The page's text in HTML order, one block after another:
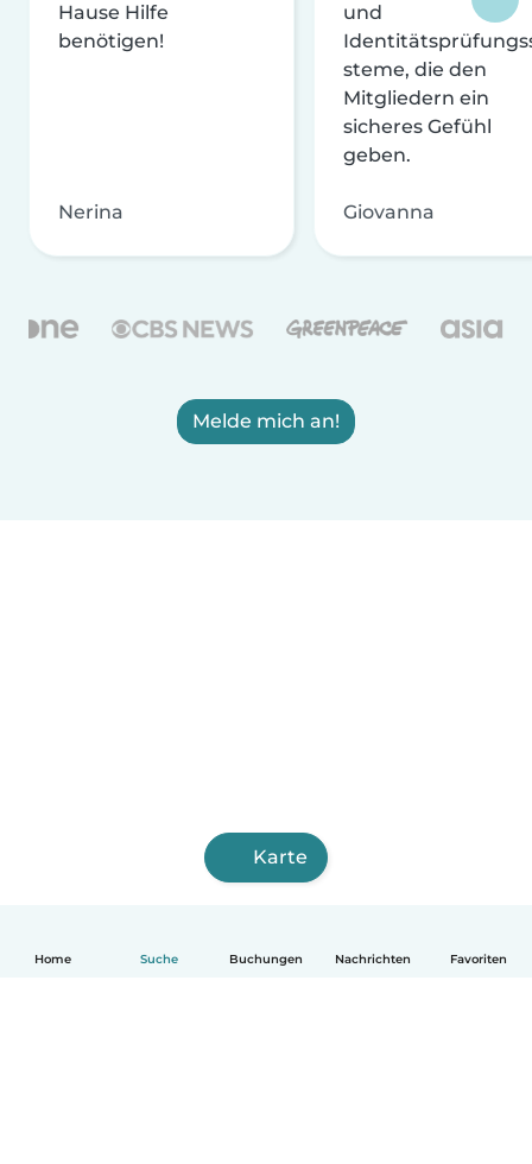
Home Suche Buchungen Nachrichten Favoriten
Hause Hilfe
benötigen!
Nerina
und
steme, die den
Mitgliedern ein
sicheres Gefühl
geben.
Giovanna
Melde mich an!
Karte